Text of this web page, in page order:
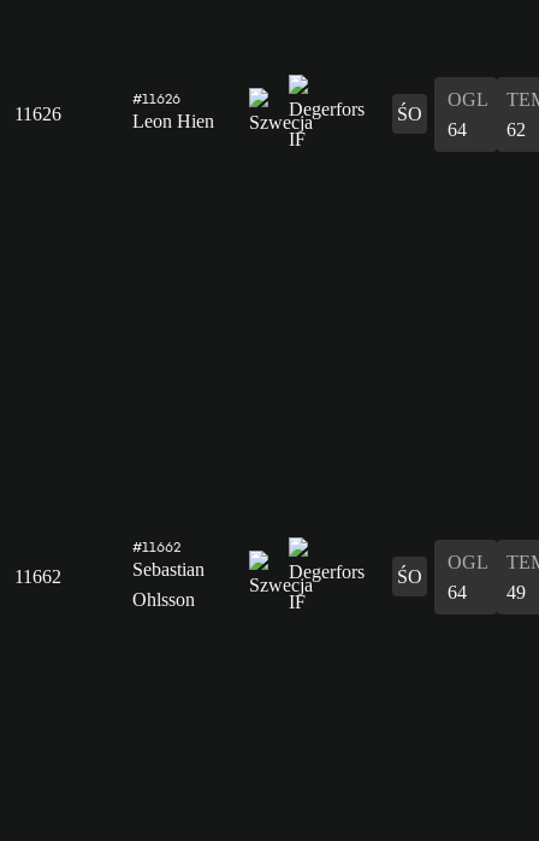
11626
#11626
Leon Hien ŚO
OGL
64
62
11662
#11662
Sebastian
Ohlsson
ŚO
OGL
64
49